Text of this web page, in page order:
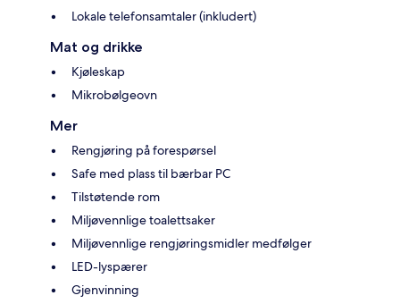
Lokale telefonsamtaler (inkludert)
Mat og drikke
Kjøleskap
Mikrobølgeovn
Mer
Rengjøring på forespørsel
Safe med plass til bærbar PC
Tilstøtende rom
Miljøvennlige toalettsaker
Miljøvennlige rengjøringsmidler medfølger
LED-lyspærer
Gjenvinning